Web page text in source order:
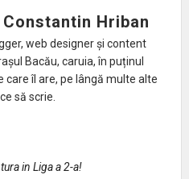
Constantin Hriban
web designer și content
Bacău, caruia, în puținul
care îl are, pe lângă multe alte
să scrie.
in Liga a 2-a!